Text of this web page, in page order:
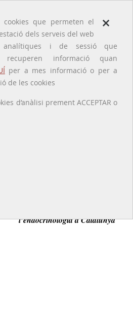
×
que permeten el
dels serveis del web
analítiques i de sessió que
recuperen informació quan
per a mes informació o per a
de les cookies
d’anàlisi prement ACCEPTAR o
l’endocrinologia a Catalunya